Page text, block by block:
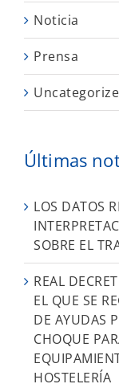
Noticia
Prensa
Últimas
LOS DATOS
SOBRE EL
REAL
EL QUE SE
DE AYUDAS
CHOQUE
HOSTELERÍA